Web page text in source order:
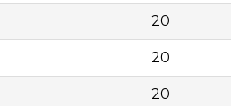
20
20
20